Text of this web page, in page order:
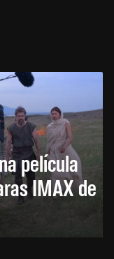
película
IMAX de